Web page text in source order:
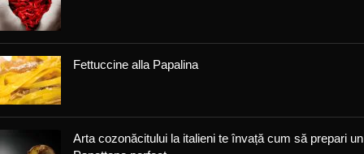
Fettuccine alla Papalina
Arta cozonăcitului la italieni te învață cum să prepari un